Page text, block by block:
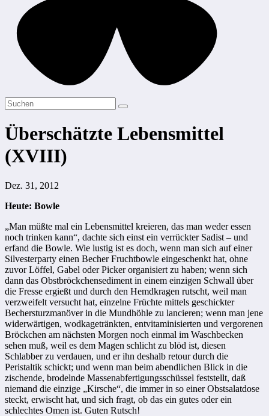
Überschätzte Lebensmittel
(XVIII)
Dez. 31, 2012
Heute: Bowle
„Man müßte mal ein Lebensmittel kreieren, das man weder essen
noch trinken kann“, dachte sich einst ein verrückter Sadist – und
erfand die Bowle. Wie lustig ist es doch, wenn man sich auf einer
Silvesterparty einen Becher Fruchtbowle eingeschenkt hat, ohne
zuvor Löffel, Gabel oder Picker organisiert zu haben; wenn sich
dann das Obstbröckchensediment in einem einzigen Schwall über
die Fresse ergießt und durch den Hemdkragen rutscht, weil man
verzweifelt versucht hat, einzelne Früchte mittels geschickter
Bechersturzmanöver in die Mundhöhle zu lancieren; wenn man jene
widerwärtigen, wodkagetränkten, entvitaminisierten und vergorenen
Bröckchen am nächsten Morgen noch einmal im Waschbecken
sehen muß, weil es dem Magen schlicht zu blöd ist, diesen
Schlabber zu verdauen, und er ihn deshalb retour durch die
Peristaltik schickt; und wenn man beim abendlichen Blick in die
zischende, brodelnde Massenabfertigungsschüssel feststellt, daß
niemand die einzige „Kirsche“, die immer in so einer Obstsalatdose
steckt, erwischt hat, und sich fragt, ob das ein gutes oder ein
schlechtes Omen ist. Guten Rutsch!